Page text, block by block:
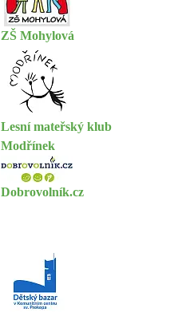
ZŠ Mohylová
Lesní mateřský klub
Modřínek
Dobrovolník.cz